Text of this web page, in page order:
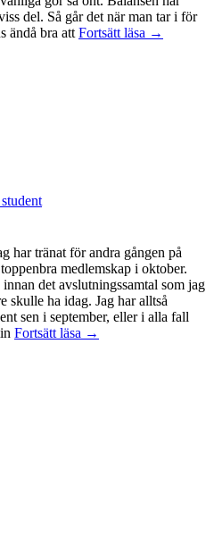
del. Så går det när man tar i för
ändå bra att Fortsätt läsa →
har tränat för andra gången på
medlemskap i oktober.
det avslutningssamtal som jag
skulle ha idag. Jag har alltså
sen i september, eller i alla fall
Fortsätt läsa Att
→